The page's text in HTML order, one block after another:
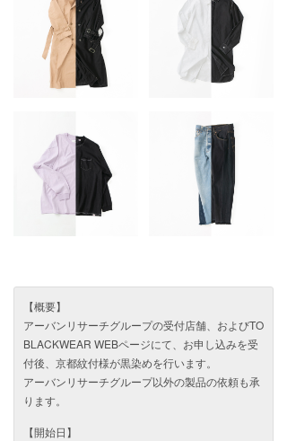
【概要】
アーバンリサーチグループの受付店舗、およびTO
BLACKWEAR WEBページにて、お申し込みを受
付後、京都紋付様が黒染めを行います。
アーバンリサーチグループ以外の製品の依頼も承
ります。
【開始日】